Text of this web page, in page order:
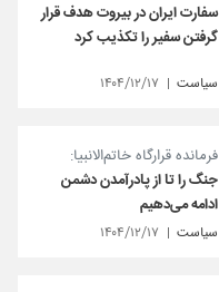
سفارت ایران در بیروت هدف قرار
گرفتن سفیر را تکذیب کرد
سیاست ۱۴۰۴/۱۲/۱۷
فرمانده قرارگاه خاتم‌الانبیا:
جنگ را تا از پادرآمدن دشمن
ادامه می‌دهیم
سیاست ۱۴۰۴/۱۲/۱۷